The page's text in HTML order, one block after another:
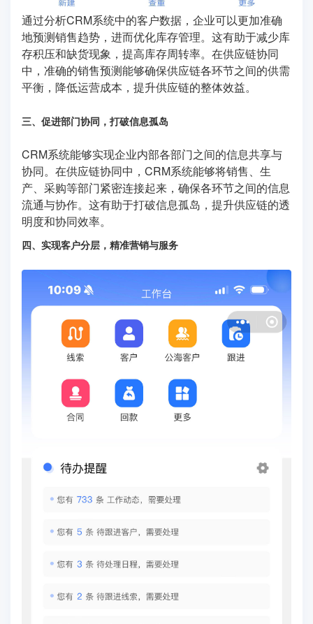
通过分析CRM系统中的客户数据，企业可以更加准确
地预测销售趋势，进而优化库存管理。这有助于减少库
存积压和缺货现象，提高库存周转率。在供应链协同
中，准确的销售预测能够确保供应链各环节之间的供需
平衡，降低运营成本，提升供应链的整体效益。
三、促进部门协同，打破信息孤岛
CRM系统能够实现企业内部各部门之间的信息共享与
协同。在供应链协同中，CRM系统能够将销售、生
产、采购等部门紧密连接起来，确保各环节之间的信息
流通与协作。这有助于打破信息孤岛，提升供应链的透
明度和协同效率。
四、实现客户分层，精准营销与服务